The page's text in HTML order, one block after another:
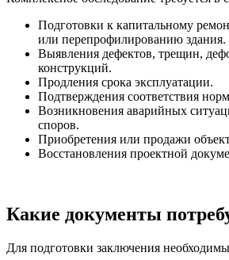
Подготовки к капитальному
или перепрофилированию здания.
Выявления дефектов, трещин,
конструкций.
Продления срока эксплуатации.
Подтверждения соответствия
Возникновения аварийных
споров.
Приобретения или продажи
Восстановления проектной
Какие документы
Для подготовки заключения